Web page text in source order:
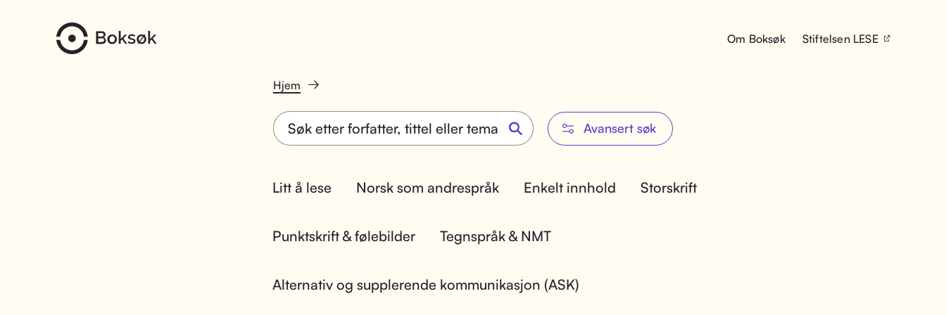
Om Boksøk Stiftelsen LESE
Hjem
Avansert søk
Litt å lese Norsk som andrespråk Enkelt innhold Storskrift
Punktskrift & følebilder Tegnspråk & NMT
Alternativ og supplerende kommunikasjon (ASK)